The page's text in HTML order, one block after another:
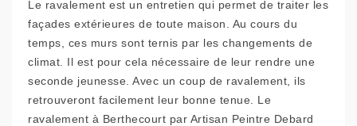
Le ravalement est un entretien qui permet de traiter les
façades extérieures de toute maison. Au cours du
temps, ces murs sont ternis par les changements de
climat. Il est pour cela nécessaire de leur rendre une
seconde jeunesse. Avec un coup de ravalement, ils
retrouveront facilement leur bonne tenue. Le
ravalement à Berthecourt par Artisan Peintre Debard